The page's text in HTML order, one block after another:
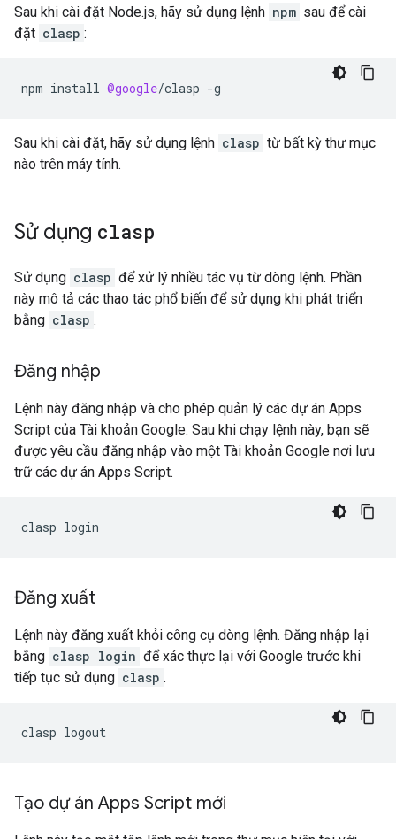
Sau khi cài đặt Node.js, hãy sử dụng lệnh npm sau để cài
đặt clasp :
npm install @google/clasp -g
Sau khi cài đặt, hãy sử dụng lệnh clasp từ bất kỳ thư mục
nào trên máy tính.
Sử dụng clasp
Sử dụng clasp để xử lý nhiều tác vụ từ dòng lệnh. Phần
này mô tả các thao tác phổ biến để sử dụng khi phát triển
bằng clasp .
Đăng nhập
Lệnh này đăng nhập và cho phép quản lý các dự án Apps
Script của Tài khoản Google. Sau khi chạy lệnh này, bạn sẽ
được yêu cầu đăng nhập vào một Tài khoản Google nơi lưu
trữ các dự án Apps Script.
Đăng xuất
Lệnh này đăng xuất khỏi công cụ dòng lệnh. Đăng nhập lại
bằng clasp login để xác thực lại với Google trước khi
tiếp tục sử dụng clasp .
Tạo dự án Apps Script mới